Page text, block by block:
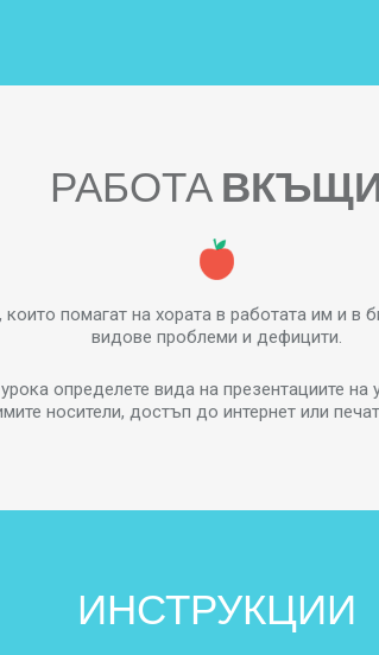
РАБОТА
помагат на хората в работата им и в
видове проблеми и дефицити.
определете вида на презентациите на
носители, достъп до интернет или
ИНСТРУКЦИИ